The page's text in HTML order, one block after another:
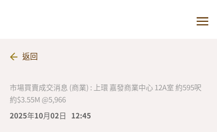
返回
市場買賣成交消息 (商業) : 上環 嘉發商業中心 12A室 約595呎
約$3.55M @5,966
2025年10月02日
12:45